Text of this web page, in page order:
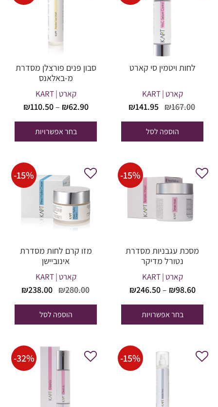
לחות ויטמין סי קארט
קארט | KART
₪167.00
המחיר
₪167.00.
₪141.95
הוספה לסל
סבון פנים פורצלן מסדרת
מ-באלאנס
קארט | KART
₪62.90
–
₪110.50
⁦₪110.50⁩
בחר אפשרויות
-15%
מסכת עגבניות מסדרת
נטורל מדיקר
קארט | KART
₪98.60
–
₪246.50
⁦₪246.50⁩
בחר אפשרויות
-15%
מזו קרם לחות מסדרת
אינוביישן
קארט | KART
₪280.00
המחיר
₪280.00.
₪238.00
הוספה לסל
-15%
-32%